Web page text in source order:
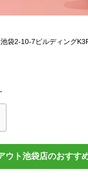
袋2-10-7ビルディング
ウト池袋店のおすす